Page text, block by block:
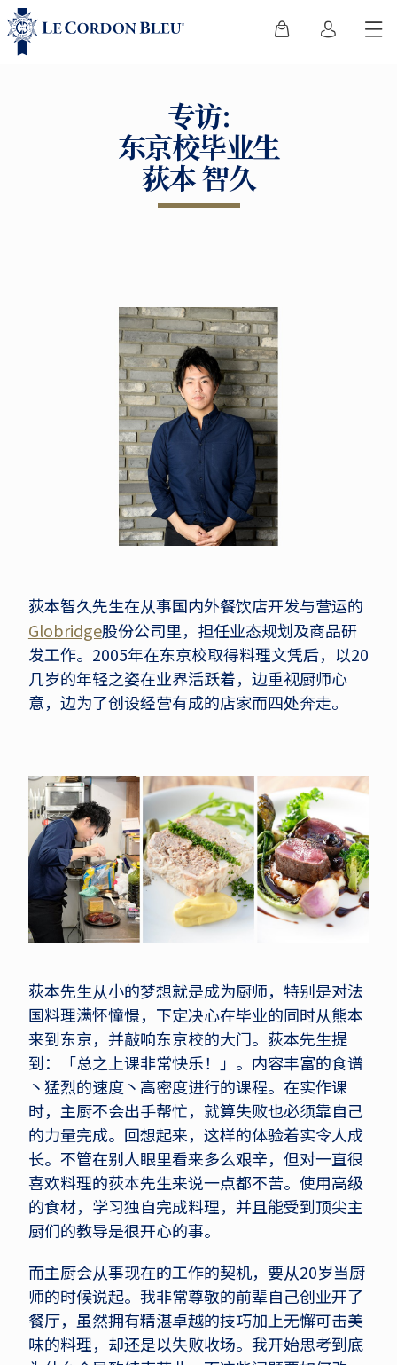
专访:
东京校毕业生
荻本 智久
荻本智久先生在从事国内外餐饮店开发与营运的
Globridge股份公司里，担任业态规划及商品研
发工作。2005年在东京校取得料理文凭后，以20
几岁的年轻之姿在业界活跃着，边重视厨师心
意，边为了创设经营有成的店家而四处奔走。
荻本先生从小的梦想就是成为厨师，特别是对法
国料理满怀憧憬，下定决心在毕业的同时从熊本
来到东京，并敲响东京校的大门。荻本先生提
到：「总之上课非常快乐！」。内容丰富的食谱
丶猛烈的速度丶高密度进行的课程。在实作课
时，主厨不会出手帮忙，就算失败也必须靠自己
的力量完成。回想起来，这样的体验着实令人成
长。不管在别人眼里看来多么艰辛，但对一直很
喜欢料理的荻本先生来说一点都不苦。使用高级
的食材，学习独自完成料理，并且能受到顶尖主
厨们的教导是很开心的事。
而主厨会从事现在的工作的契机，要从20岁当厨
师的时候说起。我非常尊敬的前辈自己创业开了
餐厅，虽然拥有精湛卓越的技巧加上无懈可击美
味的料理，却还是以失败收场。我开始思考到底